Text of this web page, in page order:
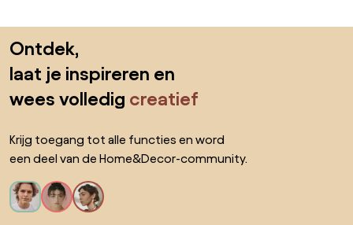
Ontdek,
laat je inspireren en
wees volledig creatief
Krijg toegang tot alle functies en word
een deel van de Home&Decor-community.